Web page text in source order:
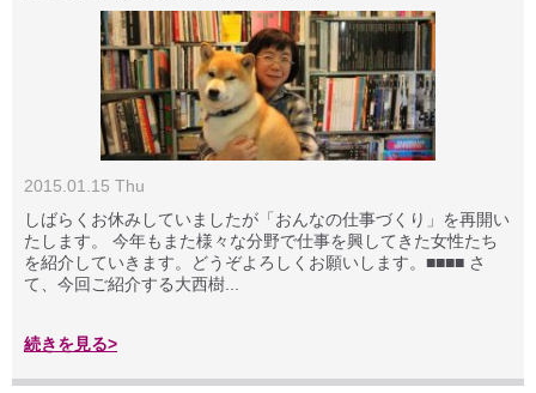
2015.01.15 Thu
しばらくお休みしていましたが「おんなの仕事づくり」を再開い
たします。 今年もまた様々な分野で仕事を興してきた女性たち
を紹介していきます。どうぞよろしくお願いします。■■■■ さ
て、今回ご紹介する大西樹...
続きを見る>